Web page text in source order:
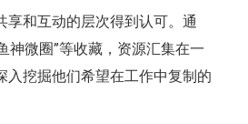
享和互动的层次得到认可。通
神微圈”等收藏，资源汇集在一
入挖掘他们希望在工作中复制的